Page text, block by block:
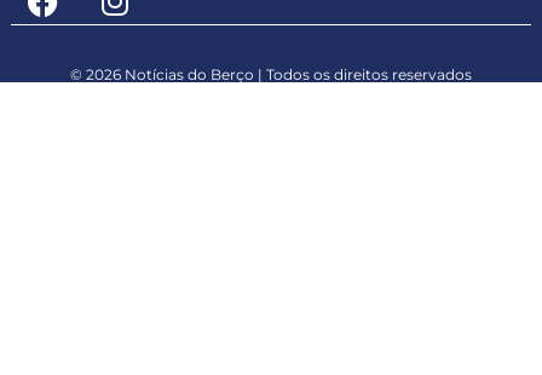
© 2026 Notícias do Berço | Todos os direitos reservados